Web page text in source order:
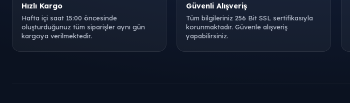
Hızlı Kargo
Hafta içi saat 15:00 öncesinde
oluşturduğunuz tüm siparişler aynı gün
kargoya verilmektedir.
Güvenli Alışveriş
Tüm bilgileriniz 256 Bit SSL sertifikasıyla
korunmaktadır. Güvenle alışveriş
yapabilirsiniz.